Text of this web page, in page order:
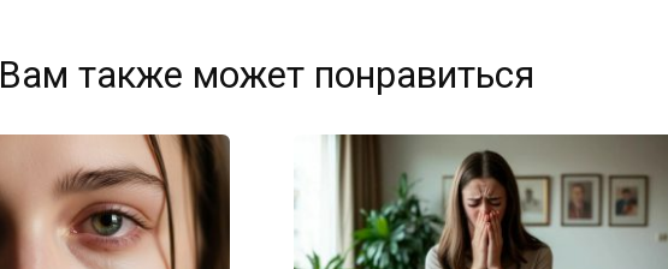
Вам также может понравиться